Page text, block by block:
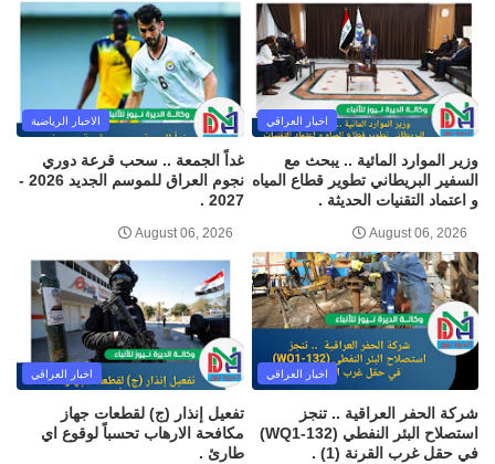
اخبار العراقي
وزير الموارد المائية .. يبحث مع
السفير البريطاني تطوير قطاع المياه
و اعتماد التقنيات الحديثة .
August 06, 2026
الاخبار الرياضية
غداً الجمعة .. سحب قرعة دوري
نجوم العراق للموسم الجديد 2026 -
2027 .
August 06, 2026
اخبار العراقي
شركة الحفر العراقية .. تنجز
استصلاح البئر النفطي (WQ1-132)
في حقل غرب القرنة (1) .
اخبار العراقي
تفعيل إنذار (ج) لقطعات جهاز
مكافحة الارهاب تحسباً لوقوع اي
طارئ .